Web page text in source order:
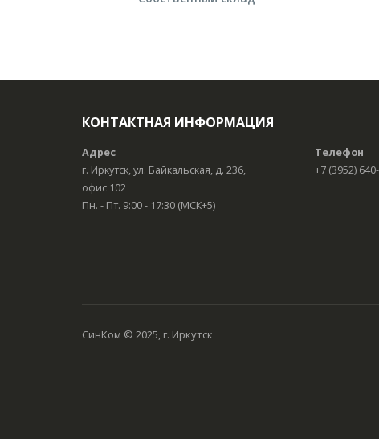
КОНТАКТНАЯ ИНФОРМАЦИЯ
Адрес
г. Иркутск, ул. Байкальская, д. 236,
офис 102
Пн. - Пт. 9:00 - 17:30 (МСК+5)
Телефон
+7 (3952)
СинКом © 2025, г. Иркутск